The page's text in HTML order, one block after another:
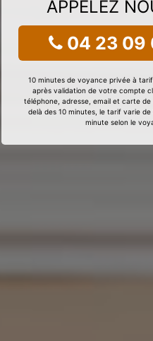
APPELEZ
04 23 09
10 minutes de voyance privée à tarif
après validation de votre compte
téléphone, adresse, email et carte
delà des 10 minutes, le tarif varie
minute selon le